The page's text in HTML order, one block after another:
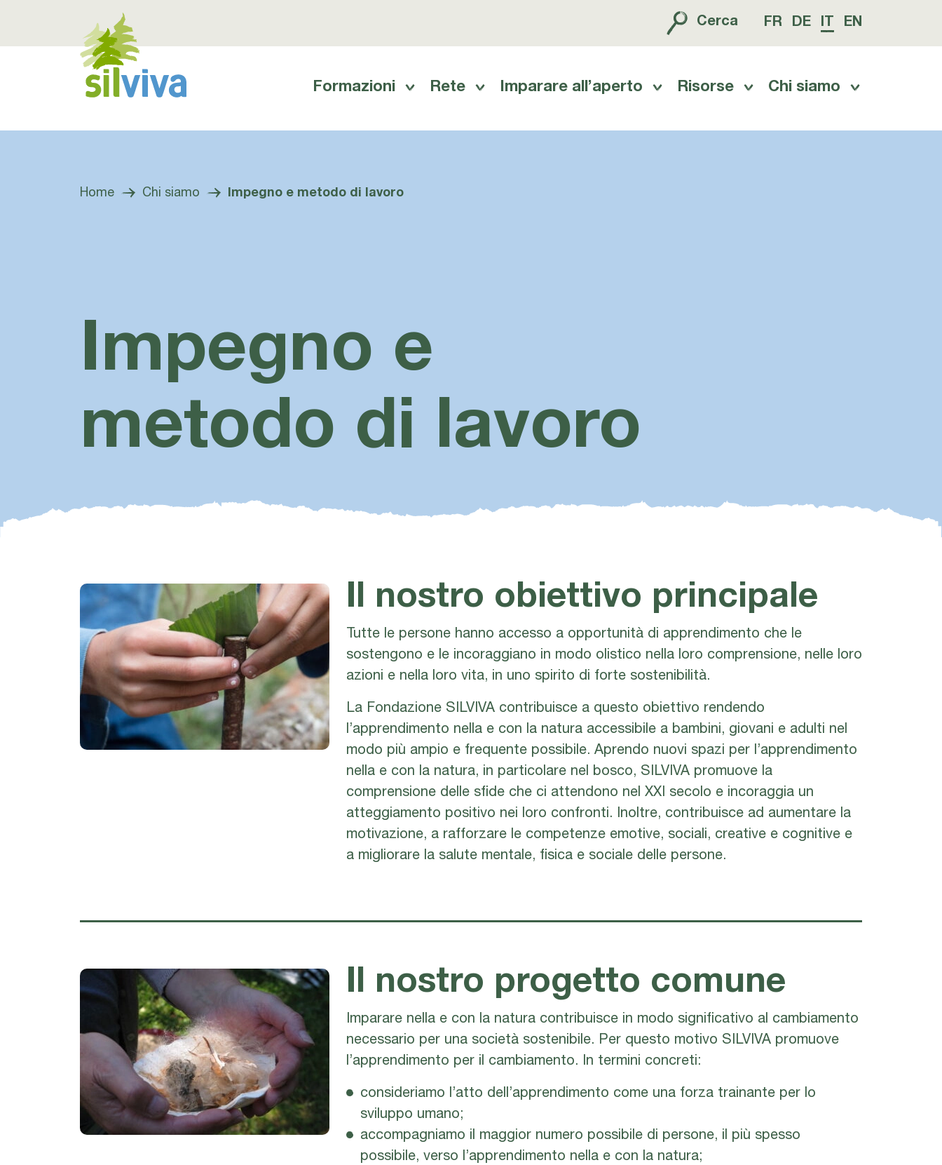
Cerca FR DE IT EN
Hauptnavigation
Formazioni Rete Imparare all’aperto Risorse Chi siamo
Navigation öffnen bzw. schliessen
Home Chi siamo Impegno e metodo di lavoro
Impegno e
metodo di lavoro
Il nostro obiettivo principale
Tutte le persone hanno accesso a opportunità di apprendimento che le
sostengono e le incoraggiano in modo olistico nella loro comprensione, nelle loro
azioni e nella loro vita, in uno spirito di forte sostenibilità.
La Fondazione SILVIVA contribuisce a questo obiettivo rendendo
l’apprendimento nella e con la natura accessibile a bambini, giovani e adulti nel
modo più ampio e frequente possibile. Aprendo nuovi spazi per l’apprendimento
nella e con la natura, in particolare nel bosco, SILVIVA promuove la
comprensione delle sfide che ci attendono nel XXI secolo e incoraggia un
atteggiamento positivo nei loro confronti. Inoltre, contribuisce ad aumentare la
motivazione, a rafforzare le competenze emotive, sociali, creative e cognitive e
a migliorare la salute mentale, fisica e sociale delle persone.
Il nostro progetto comune
Imparare nella e con la natura contribuisce in modo significativo al cambiamento
necessario per una società sostenibile. Per questo motivo SILVIVA promuove
l’apprendimento per il cambiamento. In termini concreti:
consideriamo l’atto dell’apprendimento come una forza trainante per lo
sviluppo umano;
accompagniamo il maggior numero possibile di persone, il più spesso
possibile, verso l’apprendimento nella e con la natura;